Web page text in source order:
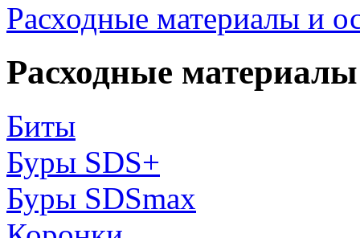
Расходные материалы и
Расходные
Биты
Буры SDS+
Буры SDSmax